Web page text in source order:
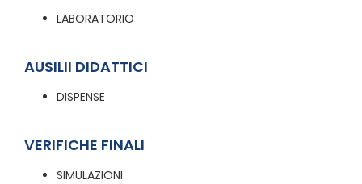
LABORATORIO
AUSILII DIDATTICI
DISPENSE
VERIFICHE FINALI
SIMULAZIONI